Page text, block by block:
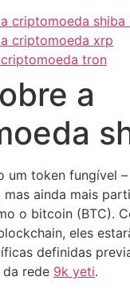
criptomoeda shiba
criptomoeda xrp
tron
a
um token fungível
mas ainda mais
o bitcoin (BTC).
eles
definidas
rede 9k yeti.